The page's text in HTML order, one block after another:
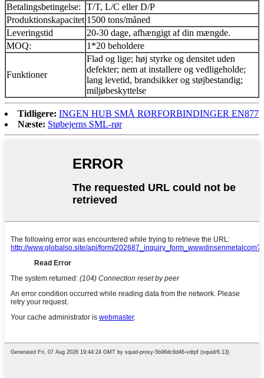
Betalingsbetingelse:
T/T, L/C eller D/P
Produktionskapacitet 1500 tons/måned
Leveringstid
20-30 dage, afhængigt af din mængde.
MOQ:
1*20 beholdere
Funktioner
Flad og lige; høj styrke og densitet uden
defekter; nem at installere og vedligeholde;
lang levetid, brandsikker og støjbestandig;
miljøbeskyttelse
Tidligere: INGEN HUB SMÅ RØRFORBINDINGER EN877
Næste: Støbejerns SML-rør